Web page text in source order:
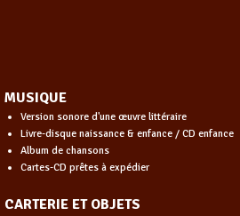
MUSIQUE
Version sonore d'une œuvre littéraire
Livre-disque naissance & enfance / CD enfance
Album de chansons
Cartes-CD prêtes à expédier
CARTERIE ET OBJETS